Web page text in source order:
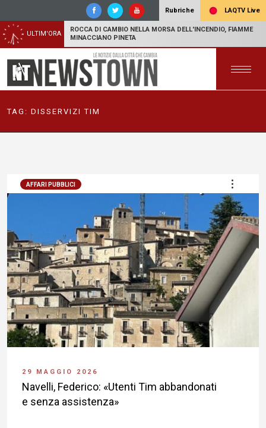
Rubriche LAQTV Live
ULTIM'ORA
ROCCA DI CAMBIO NELLA MORSA DELL'INCENDIO, FIAMME
MINACCIANO PINETA
TAG: DISSERVIZI TIM
AFFARI PUBBLICI
29 MAGGIO 2026
Navelli, Federico: «Utenti Tim abbandonati
e senza assistenza»